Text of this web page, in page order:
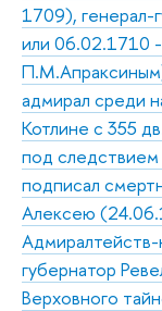
1709), генерал-
или 06.02.1710
адмирал среди
Котлине с 355
под
подписал
Алексею
губернатор
Верховного